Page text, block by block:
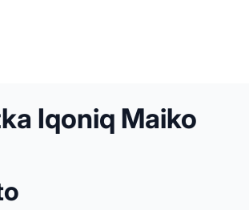
Iqoniq Maiko